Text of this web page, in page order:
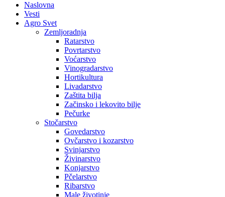
Naslovna
Vesti
Agro Svet
Zemljoradnja
Ratarstvo
Povrtarstvo
Voćarstvo
Vinogradarstvo
Hortikultura
Livadarstvo
Zaštita bilja
Začinsko i lekovito bilje
Pečurke
Stočarstvo
Govedarstvo
Ovčarstvo i kozarstvo
Svinjarstvo
Živinarstvo
Konjarstvo
Pčelarstvo
Ribarstvo
Male životinje